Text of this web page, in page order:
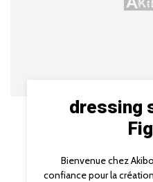
dressing
Bienvenue chez
confiance pour la